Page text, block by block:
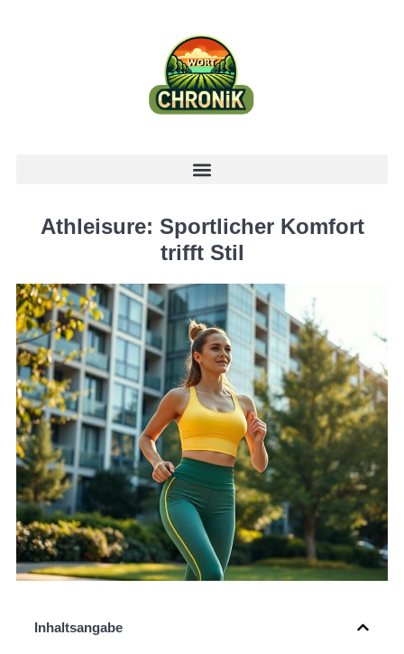
Athleisure: Sportlicher Komfort
trifft Stil
Inhaltsangabe